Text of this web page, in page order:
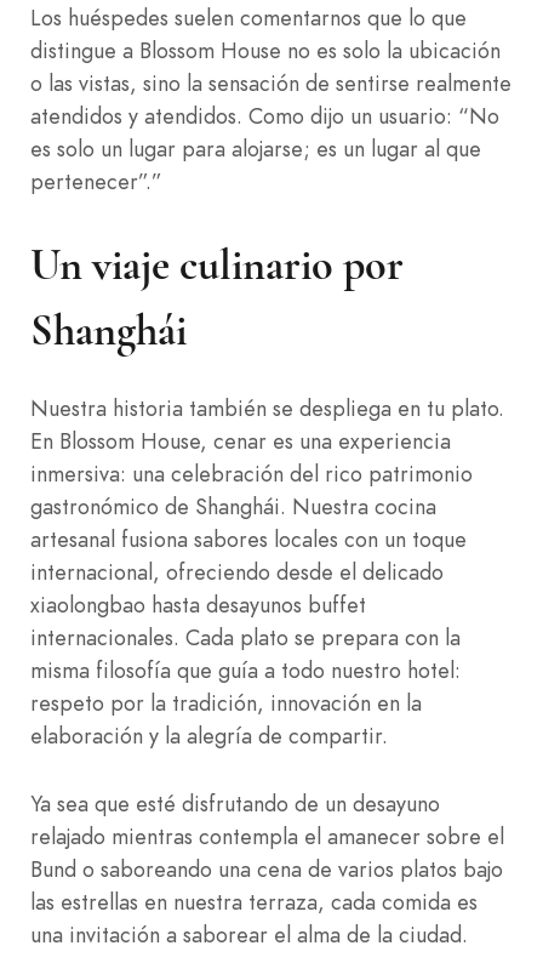
Los huéspedes suelen comentarnos que lo que
distingue a Blossom House no es solo la ubicación
o las vistas, sino la sensación de sentirse realmente
atendidos y atendidos. Como dijo un usuario: “No
es solo un lugar para alojarse; es un lugar al que
pertenecer”.”
Un viaje culinario por
Shanghái
Nuestra historia también se despliega en tu plato.
En Blossom House, cenar es una experiencia
inmersiva: una celebración del rico patrimonio
gastronómico de Shanghái. Nuestra cocina
artesanal fusiona sabores locales con un toque
internacional, ofreciendo desde el delicado
xiaolongbao hasta desayunos buffet
internacionales. Cada plato se prepara con la
misma filosofía que guía a todo nuestro hotel:
respeto por la tradición, innovación en la
elaboración y la alegría de compartir.
Ya sea que esté disfrutando de un desayuno
relajado mientras contempla el amanecer sobre el
Bund o saboreando una cena de varios platos bajo
las estrellas en nuestra terraza, cada comida es
una invitación a saborear el alma de la ciudad.